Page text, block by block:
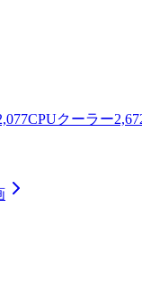
CPUクーラー